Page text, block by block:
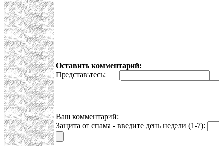
Оставить комментарий:
Представьтесь:
Ваш комментарий:
Защита от спама - введите день недели (1-7):